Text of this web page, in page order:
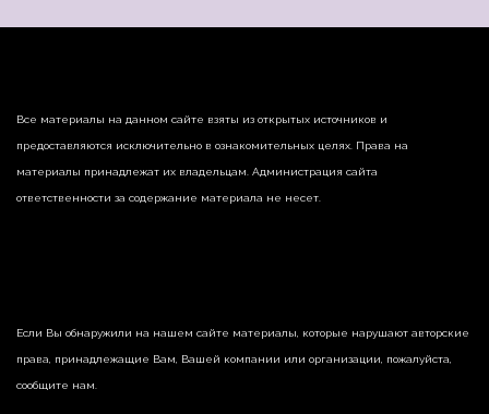
Все материалы на данном сайте взяты из открытых источников и
предоставляются исключительно в ознакомительных целях. Права на
материалы принадлежат их владельцам. Администрация сайта
ответственности за содержание материала не несет.
Если Вы обнаружили на нашем сайте материалы, которые нарушают авторские
права, принадлежащие Вам, Вашей компании или организации, пожалуйста,
сообщите нам.